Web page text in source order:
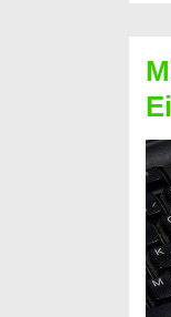
für